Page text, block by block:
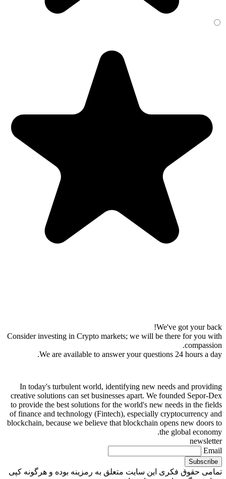
We've got your back!
Consider investing in Crypto markets; we will be there for you with
compassion.
We are available to answer your questions 24 hours a day.
In today's turbulent world, identifying new needs and providing
creative solutions can set businesses apart. We founded Sepor-Dex
to provide the best solutions for the world's new needs in the fields
of finance and technology (Fintech), especially cryptocurrency and
blockchain, because we believe that blockchain opens new doors to
the global economy.
newsletter
Email
تمامی حقوق فکری این سایت متعلق به رمزینه بوده و هرگونه کپی